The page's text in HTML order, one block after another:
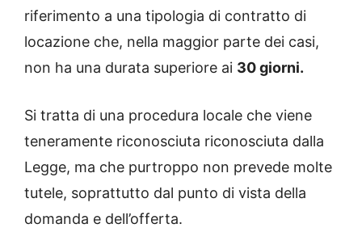
riferimento a una tipologia di contratto di
locazione che, nella maggior parte dei casi,
non ha una durata superiore ai 30 giorni.
Si tratta di una procedura locale che viene
teneramente riconosciuta riconosciuta dalla
Legge, ma che purtroppo non prevede molte
tutele, soprattutto dal punto di vista della
domanda e dell’offerta.